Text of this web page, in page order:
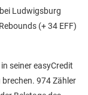
Ludwigsburg
(+ 34 EFF)
seiner easyCredit
974 Zähler